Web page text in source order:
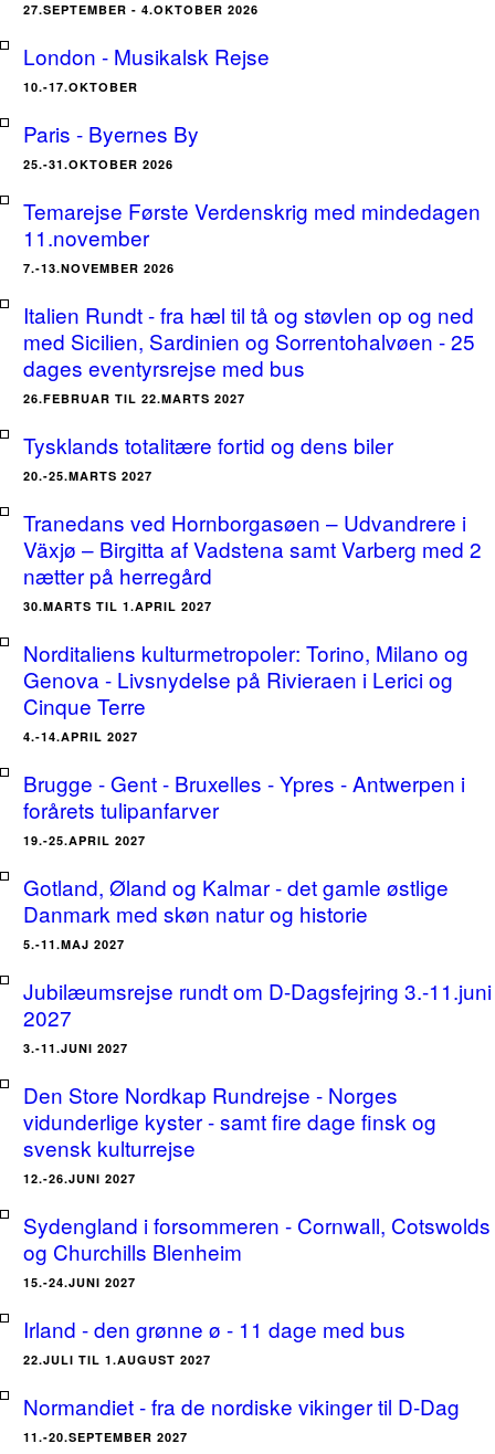
27.SEPTEMBER - 4.OKTOBER 2026
London - Musikalsk Rejse
10.-17.OKTOBER
Paris - Byernes By
25.-31.OKTOBER 2026
Temarejse Første Verdenskrig med mindedagen
11.november
7.-13.NOVEMBER 2026
Italien Rundt - fra hæl til tå og støvlen op og ned
med Sicilien, Sardinien og Sorrentohalvøen - 25
dages eventyrsrejse med bus
26.FEBRUAR TIL 22.MARTS 2027
Tysklands totalitære fortid og dens biler
20.-25.MARTS 2027
Tranedans ved Hornborgasøen – Udvandrere i
Växjø – Birgitta af Vadstena samt Varberg med 2
nætter på herregård
30.MARTS TIL 1.APRIL 2027
Norditaliens kulturmetropoler: Torino, Milano og
Genova - Livsnydelse på Rivieraen i Lerici og
Cinque Terre
4.-14.APRIL 2027
Brugge - Gent - Bruxelles - Ypres - Antwerpen i
forårets tulipanfarver
19.-25.APRIL 2027
Gotland, Øland og Kalmar - det gamle østlige
Danmark med skøn natur og historie
5.-11.MAJ 2027
Jubilæumsrejse rundt om D-Dagsfejring 3.-11.juni
2027
3.-11.JUNI 2027
Den Store Nordkap Rundrejse - Norges
vidunderlige kyster - samt fire dage finsk og
svensk kulturrejse
12.-26.JUNI 2027
Sydengland i forsommeren - Cornwall, Cotswolds
og Churchills Blenheim
15.-24.JUNI 2027
Irland - den grønne ø - 11 dage med bus
22.JULI TIL 1.AUGUST 2027
Normandiet - fra de nordiske vikinger til D-Dag
11.-20.SEPTEMBER 2027